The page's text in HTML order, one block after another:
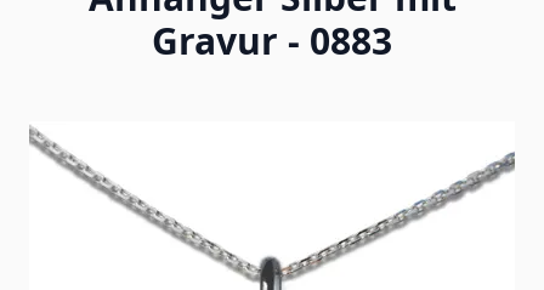
Gravur - 0883